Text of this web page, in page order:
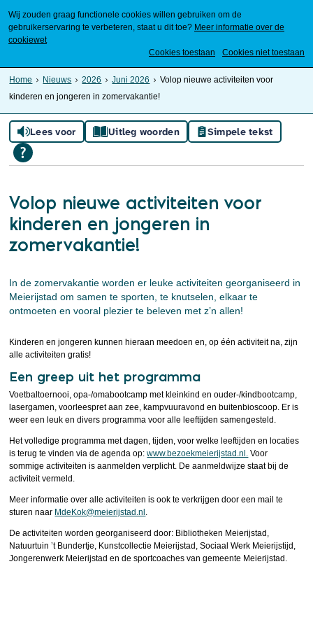
Wij zouden graag functionele cookies willen gebruiken om de
gebruikerservaring te verbeteren, staat u dit toe? Meer informatie over de
cookiewet
Cookies toestaan
Cookies niet toestaan
Home Nieuws 2026 Juni 2026
Volop nieuwe activiteiten voor
kinderen en jongeren in zomervakantie!
Lees voor Uitleg woorden Simpele tekst
Volop nieuwe activiteiten voor
kinderen en jongeren in
zomervakantie!
In de zomervakantie worden er leuke activiteiten georganiseerd in
Meierijstad om samen te sporten, te knutselen, elkaar te
ontmoeten en vooral plezier te beleven met z’n allen!
Kinderen en jongeren kunnen hieraan meedoen en, op één activiteit na, zijn
alle activiteiten gratis!
Een greep uit het programma
Voetbaltoernooi, opa-/omabootcamp met kleinkind en ouder-/kindbootcamp,
lasergamen, voorleespret aan zee, kampvuuravond en buitenbioscoop. Er is
weer een leuk en divers programma voor alle leeftijden samengesteld.
Het volledige programma met dagen, tijden, voor welke leeftijden en locaties
is terug te vinden via de agenda op:www.bezoekmeierijstad.nl. Voor
sommige activiteiten is aanmelden verplicht. De aanmeldwijze staat bij de
activiteit vermeld.
Meer informatie over alle activiteiten is ook te verkrijgen door een mail te
sturen naar MdeKok@meierijstad.nl .
De activiteiten worden georganiseerd door: Bibliotheken Meierijstad,
Natuurtuin ’t Bundertje, Kunstcollectie Meierijstad, Sociaal Werk Meierijstijd,
Jongerenwerk Meierijstad en de sportcoaches van gemeente Meierijstad.